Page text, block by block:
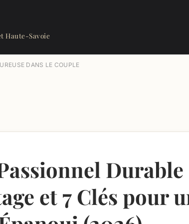
Haute-Savoie
DANS LE COUPLE
Durable
et 7 Clés pour